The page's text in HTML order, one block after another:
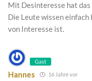
Mit Desinteresse hat
Die Leute wissen
von Interesse ist.
Gast
Hannes 16 Jahre vor